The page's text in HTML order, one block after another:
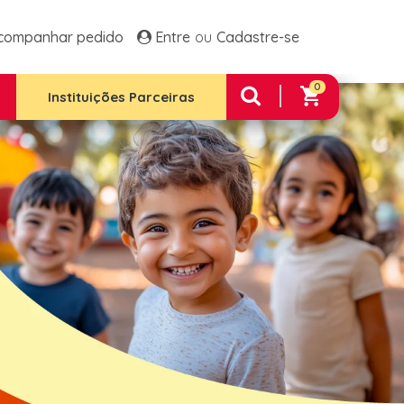
pedido Entre Cadastre-se
0
2
Premium
Integral 12 Unidades
Instituições Parceiras